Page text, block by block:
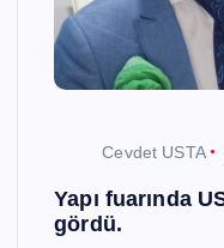
Cevdet USTA
Yapı fuarında
gördü.